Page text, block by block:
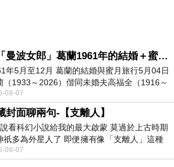
AI「曼波女郎」葛蘭1961年的結婚＋蜜月旅行 #戀上老電影 #葛蘭 #粟子
年5月至12月 葛蘭的結婚與蜜月旅行5月04日
（1933～2026）偕同未婚夫高福全（1916～
）乘郵輪赴倫敦6月15日於英國倫敦St.S
08-07
封面聊兩句-【支離人】
看科幻小說給我的最大啟蒙 莫過於上古時期
祇多為外星人了 即便擁有像「支離人」這種
駭俗的神通法門 也未必讀
08-07